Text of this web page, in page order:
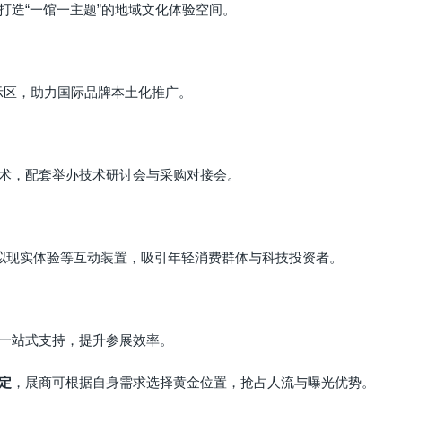
“一馆一主题”的地域文化体验空间。
，助力国际品牌本土化推广。
配套举办技术研讨会与采购对接会。
实体验等互动装置，吸引年轻消费群体与科技投资者。
站式支持，提升参展效率。
，展商可根据自身需求选择黄金位置，抢占人流与曝光优势。